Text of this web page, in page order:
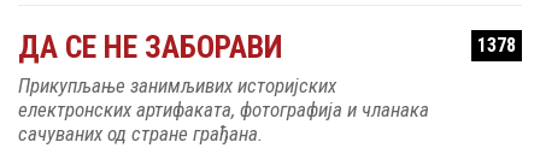
ДА СЕ НЕ ЗАБОРАВИ 1378
Прикупљање занимљивих историјских
електронских артифаката, фотографија и чланака
сачуваних од стране грађана.